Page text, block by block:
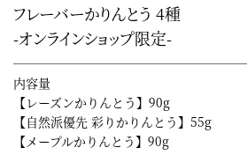
フレーバーかりんとう 4種
-オンラインショップ限定-
内容量
【レーズンかりんとう】90g
【自然派優先 彩りかりんとう】55g
【メープルかりんとう】90g